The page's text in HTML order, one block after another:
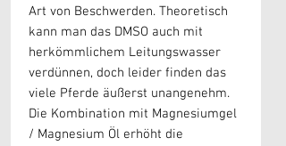
Art von Beschwerden. Theoretisch
kann man das DMSO auch mit
herkömmlichem Leitungswasser
verdünnen, doch leider finden das
viele Pferde äußerst unangenehm.
Die Kombination mit Magnesiumgel
/ Magnesium Öl erhöht die